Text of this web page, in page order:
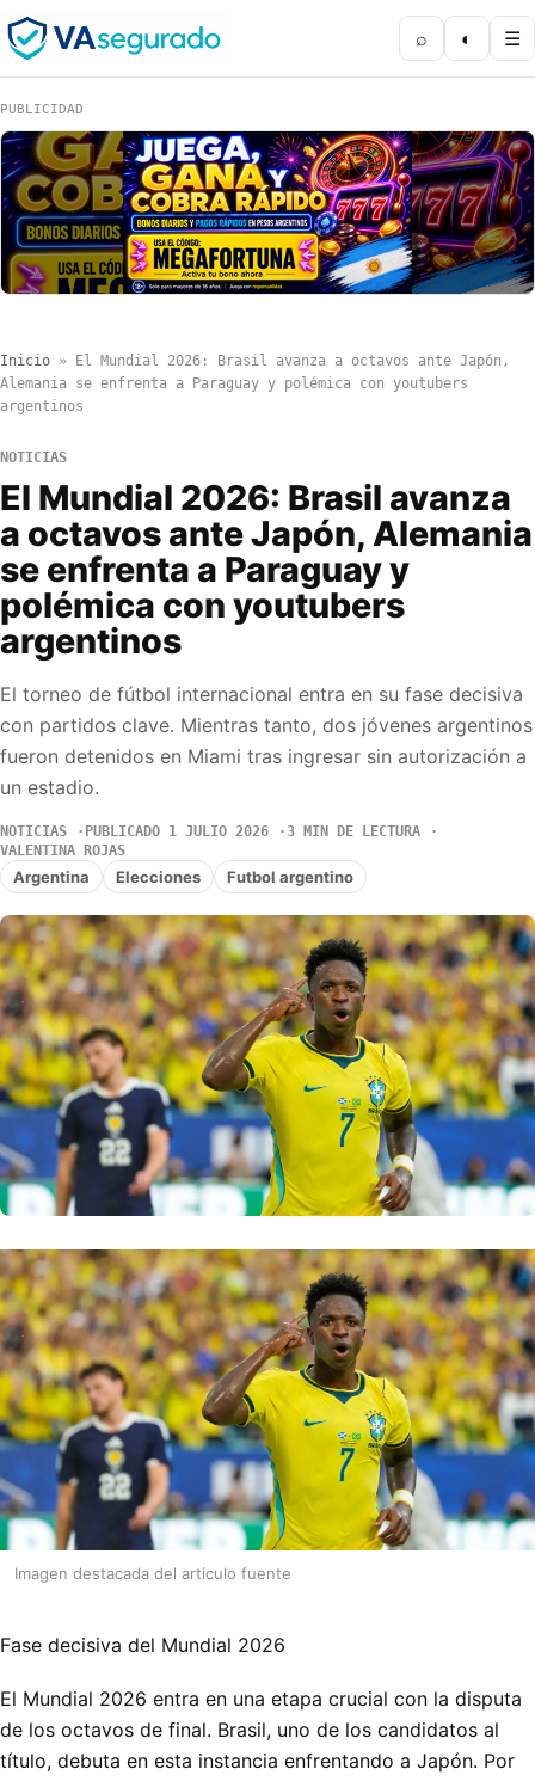
⌕ ◐ ☰
PUBLICIDAD
Inicio »
El Mundial 2026: Brasil avanza a octavos ante Japón,
Alemania se enfrenta a Paraguay y polémica con youtubers
argentinos
NOTICIAS
El Mundial 2026: Brasil avanza
a octavos ante Japón, Alemania
se enfrenta a Paraguay y
polémica con youtubers
argentinos
El torneo de fútbol internacional entra en su fase decisiva
con partidos clave. Mientras tanto, dos jóvenes argentinos
fueron detenidos en Miami tras ingresar sin autorización a
un estadio.
NOTICIAS PUBLICADO 1 JULIO 2026
3 MIN DE LECTURA
VALENTINA ROJAS
Argentina Elecciones Futbol argentino
Imagen destacada del articulo fuente
Fase decisiva del Mundial 2026
El Mundial 2026 entra en una etapa crucial con la disputa
de los octavos de final. Brasil, uno de los candidatos al
título, debuta en esta instancia enfrentando a Japón. Por